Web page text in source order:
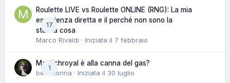
17
Roulette LIVE vs Roulette ONLINE (RNG): La mia
esperienza diretta e il perché non sono la
stessa cosa
Marco Rivaldi · Iniziata il 7 febbraio
1
Ma Richroyal è alla canna del gas?
belladonna · Iniziata il 30 luglio